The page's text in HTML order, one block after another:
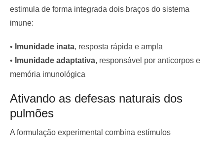
estimula de forma integrada dois braços do sistema
imune:
• Imunidade inata, resposta rápida e ampla
• Imunidade adaptativa, responsável por anticorpos e
memória imunológica
Ativando as defesas naturais dos
pulmões
A formulação experimental combina estímulos